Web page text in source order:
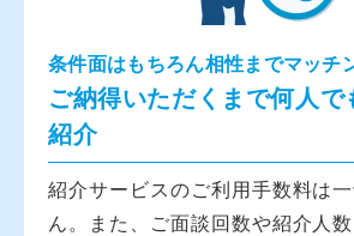
条件面はもちろん相性までマッチ
ご納得いただくまで何人で
紹介
紹介サービスのご利用手数料は
ん。また、ご面談回数や紹介人